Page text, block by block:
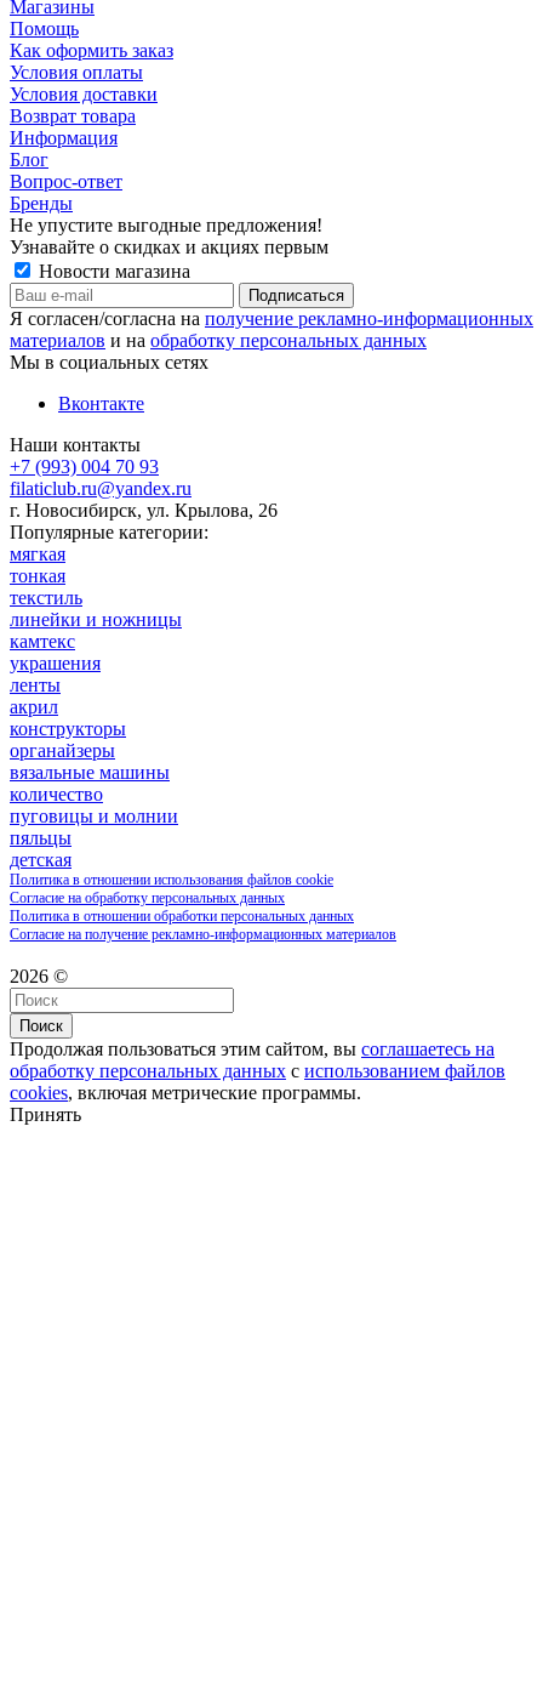
Магазины
Помощь
Как оформить заказ
Условия оплаты
Условия доставки
Возврат товара
Информация
Блог
Вопрос-ответ
Бренды
Не упустите выгодные предложения!
Узнавайте о скидках и акциях первым
Новости магазина
Я согласен/согласна на получение рекламно-информационных
материалов и на обработку персональных данных
Мы в социальных сетях
Вконтакте
Наши контакты
+7 (993) 004 70 93
filaticlub.ru@yandex.ru
г. Новосибирск, ул. Крылова, 26
Популярные категории:
мягкая
тонкая
текстиль
линейки и ножницы
камтекс
украшения
ленты
акрил
конструкторы
органайзеры
вязальные машины
количество
пуговицы и молнии
пяльцы
детская
Политика в отношении использования файлов cookie
Согласие на обработку персональных данных
Политика в отношении обработки персональных данных
Согласие на получение рекламно-информационных материалов
2026 ©
Поиск
Продолжая пользоваться этим сайтом, вы соглашаетесь на
обработку персональных данных с использованием файлов
cookies, включая метрические программы.
Принять